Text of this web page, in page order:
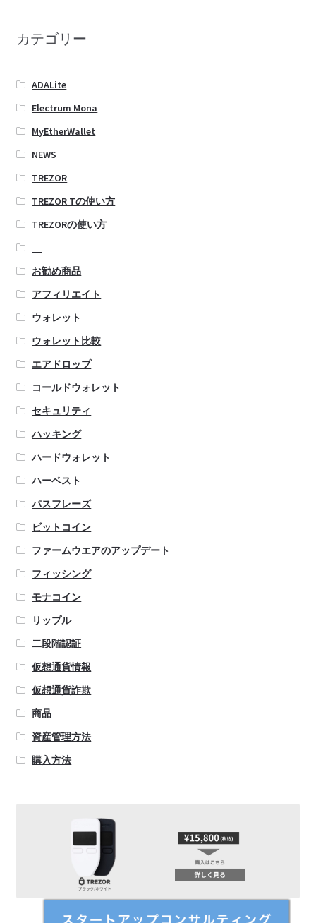
カテゴリー
ADALite
Electrum Mona
MyEtherWallet
NEWS
TREZOR
TREZOR Tの使い方
TREZORの使い方
お勧め商品
アフィリエイト
ウォレット
ウォレット比較
エアドロップ
コールドウォレット
セキュリティ
ハッキング
ハードウォレット
ハーベスト
パスフレーズ
ビットコイン
ファームウエアのアップデート
フィッシング
モナコイン
リップル
二段階認証
仮想通貨情報
仮想通貨詐欺
商品
資産管理方法
購入方法